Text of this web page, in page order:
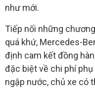
như mới.
Tiếp nối những
quá khứ, Mercedes-
định cam kết đồng
đặc biệt về chi phí
ngập nước, chủ xe có